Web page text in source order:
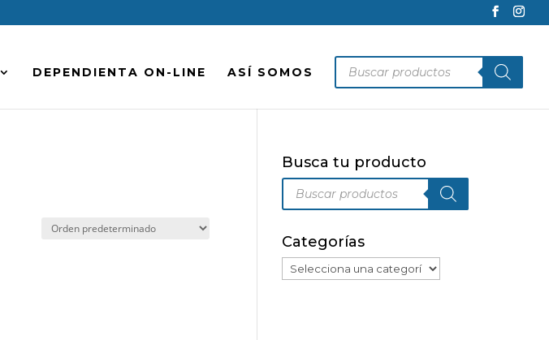
DEPENDIENTA ON-LINE ASÍ SOMOS
Búsqueda
productos
Busca tu producto
Búsqueda
productos
Categorías